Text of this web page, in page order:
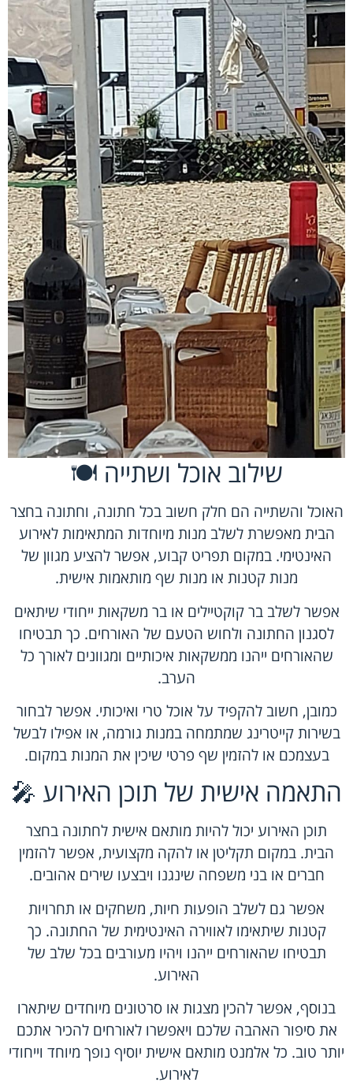
שילוב אוכל ושתייה 🍽️
האוכל והשתייה הם חלק חשוב בכל חתונה, וחתונה בחצר
הבית מאפשרת לשלב מנות מיוחדות המתאימות לאירוע
האינטימי. במקום תפריט קבוע, אפשר להציע מגוון של
מנות קטנות או מנות שף מותאמות אישית.
אפשר לשלב בר קוקטיילים או בר משקאות ייחודי שיתאים
לסגנון החתונה ולחוש הטעם של האורחים. כך תבטיחו
שהאורחים ייהנו ממשקאות איכותיים ומגוונים לאורך כל
הערב.
כמובן, חשוב להקפיד על אוכל טרי ואיכותי. אפשר לבחור
בשירות קייטרינג שמתמחה במנות גורמה, או אפילו לבשל
בעצמכם או להזמין שף פרטי שיכין את המנות במקום.
התאמה אישית של תוכן האירוע 🎤
תוכן האירוע יכול להיות מותאם אישית לחתונה בחצר
הבית. במקום תקליטן או להקה מקצועית, אפשר להזמין
חברים או בני משפחה שינגנו ויבצעו שירים אהובים.
אפשר גם לשלב הופעות חיות, משחקים או תחרויות
קטנות שיתאימו לאווירה האינטימית של החתונה. כך
תבטיחו שהאורחים ייהנו ויהיו מעורבים בכל שלב של
האירוע.
בנוסף, אפשר להכין מצגות או סרטונים מיוחדים שיתארו
את סיפור האהבה שלכם ויאפשרו לאורחים להכיר אתכם
יותר טוב. כל אלמנט מותאם אישית יוסיף נופך מיוחד וייחודי
לאירוע.